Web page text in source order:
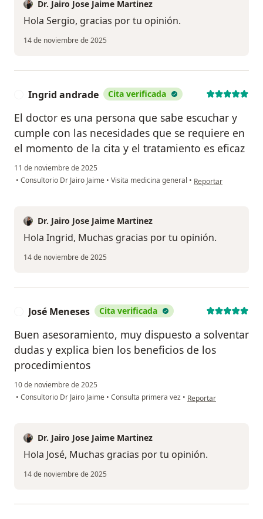
Dr. Jairo Jose Jaime Martinez
Hola Sergio, gracias por tu opinión.
14 de noviembre de 2025
Ingrid andrade Cita verificada
El doctor es una persona que sabe escuchar y
cumple con las necesidades que se requiere en
el momento de la cita y el tratamiento es eficaz
11 de noviembre de 2025
• Consultorio Dr Jairo Jaime • Visita medicina general • en opinión del
Reportar
Dr. Jairo Jose Jaime Martinez
Hola Ingrid, Muchas gracias por tu opinión.
14 de noviembre de 2025
José Meneses Cita verificada
Buen asesoramiento, muy dispuesto a solventar
dudas y explica bien los beneficios de los
procedimientos
10 de noviembre de 2025
• Consultorio Dr Jairo Jaime • Consulta primera vez • en opinión del usuario
Reportar
Dr. Jairo Jose Jaime Martinez
Hola José, Muchas gracias por tu opinión.
14 de noviembre de 2025